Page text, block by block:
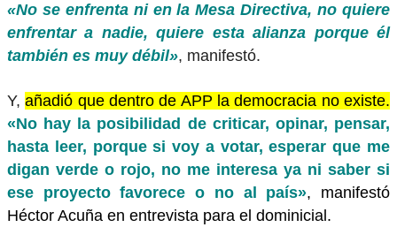
«No se enfrenta ni en la Mesa Directiva, no quiere
enfrentar a nadie, quiere esta alianza porque él
también es muy débil», manifestó.
Y,añadió que dentro de APP la democracia no existe.
«No hay la posibilidad de criticar, opinar, pensar,
hasta leer, porque si voy a votar, esperar que me
digan verde o rojo, no me interesa ya ni saber si
ese proyecto favorece o no al país», manifestó
Héctor Acuña en entrevista para el dominicial.